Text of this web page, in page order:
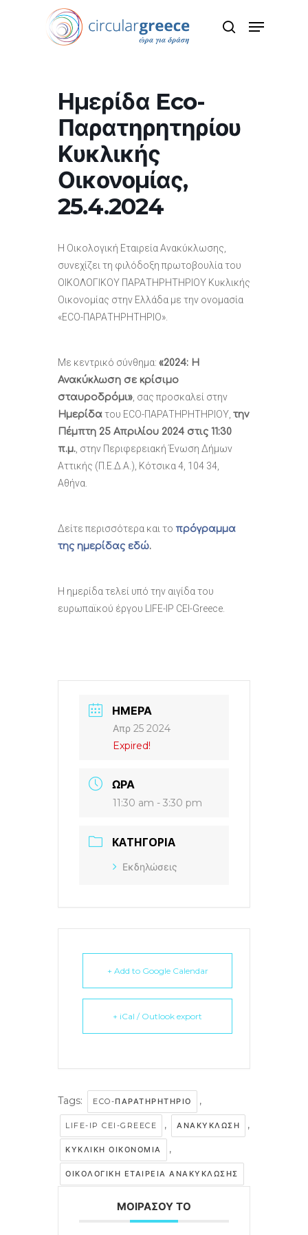
Ημερίδα Eco-
Παρατηρητηρίου
Κυκλικής
Οικονομίας,
25.4.2024
Η Οικολογική Εταιρεία Ανακύκλωσης,
συνεχίζει τη φιλόδοξη πρωτοβουλία του
ΟΙΚΟΛΟΓΙΚΟΥ ΠΑΡΑΤΗΡΗΤΗΡΙΟΥ Κυκλικής
Οικονομίας στην Ελλάδα με την ονομασία
«ECO-ΠΑΡΑΤΗΡΗΤΗΡΙΟ».
Με κεντρικό σύνθημα: «2024: H
Ανακύκλωση σε κρίσιμο
σταυροδρόμι» , σας προσκαλεί στην
Ημερίδα του ECO-ΠΑΡΑΤΗΡΗΤΗΡΙΟΥ, την
Πέμπτη 25 Απριλίου 2024 στις 11:30
π.μ. , στην Περιφερειακή Ένωση Δήμων
Αττικής (Π.Ε.Δ.Α.), Κότσικα 4, 104 34,
Αθήνα.
Δείτε περισσότερα και το πρόγραμμα
της ημερίδας εδώ.
H ημερίδα τελεί υπό την αιγίδα του
ευρωπαϊκού έργου LIFE-IP CEI-Greece.
ΗΜΈΡΑ
Απρ 25 2024
Expired!
ΏΡΑ
11:30 am - 3:30 pm
ΚΑΤΗΓΟΡΊΑ
Εκδηλώσεις
+ Add to Google Calendar
+ iCal / Outlook export
Tags: ECO-ΠΑΡΑΤΗΡΗΤΉΡΙΟ ,
LIFE-IP CEI-GREECE , ΑΝΑΚΎΚΛΩΣΗ ,
ΚΥΚΛΙΚΉ ΟΙΚΟΝΟΜΊΑ ,
ΟΙΚΟΛΟΓΙΚΉ ΕΤΑΙΡΕΊΑ ΑΝΑΚΎΚΛΩΣΗΣ
ΜΟΙΡΑΣΟΥ ΤΟ
Έργο
Στόχοι
A.
Κυκλική
Νέα